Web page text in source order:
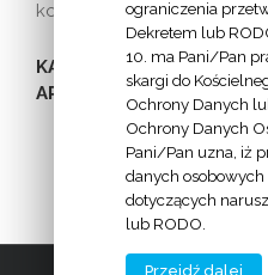
kościelnego.
KANONISTA WYJAŚNIA
APOSTAZJĄ A
ograniczenia
Dekretem lub
10. ma Pani/Pan
skargi do
Ochrony Danych
Ochrony Danych
Pani/Pan uzna, iż
danych
dotyczących
lub RODO.
Przejdź dalej